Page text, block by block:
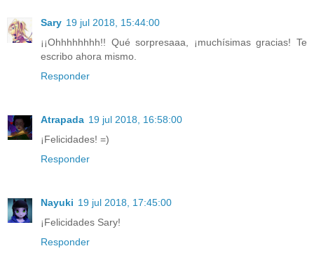
Sary 19 jul 2018, 15:44:00
¡¡Ohhhhhhhh!! Qué sorpresaaa, ¡muchísimas gracias! Te
escribo ahora mismo.
Responder
Atrapada 19 jul 2018, 16:58:00
¡Felicidades! =)
Responder
Nayuki 19 jul 2018, 17:45:00
¡Felicidades Sary!
Responder